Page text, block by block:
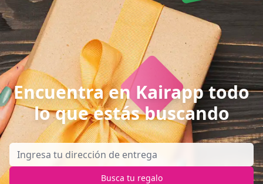
Encuentra en Kairapp todo
lo que estás buscando
Busca tu regalo